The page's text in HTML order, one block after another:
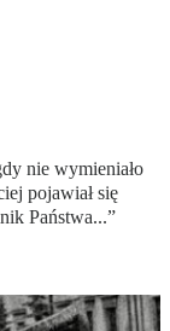
nie wymieniało
pojawiał się
Państwa...”